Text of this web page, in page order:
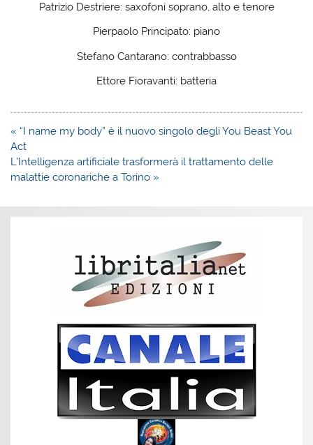
Patrizio Destriere: saxofoni soprano, alto e tenore
Pierpaolo Principato: piano
Stefano Cantarano: contrabbasso
Ettore Fioravanti: batteria
Navigazione
articoli
« “I name my body” è il nuovo singolo degli You Beast You
Act
L’Intelligenza artificiale trasformerà il trattamento delle
malattie coronariche a Torino »